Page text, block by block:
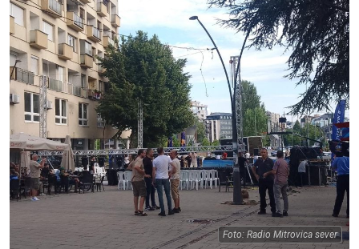
Foto: Radio Mitrovica sever